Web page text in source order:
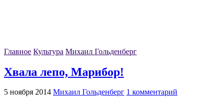
Главное Культура Михаил Гольденберг
Хвала лепо, Марибор!
5 ноября 2014 Михаил Гольденберг 1 комментарий